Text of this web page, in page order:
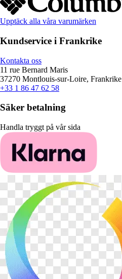
Upptäck alla våra varumärken
Kundservice i Frankrike
Kontakta oss
11 rue Bernard Maris
37270 Montlouis-sur-Loire, Frankrike
+33 1 86 47 62 58
Säker betalning
Handla tryggt på vår sida